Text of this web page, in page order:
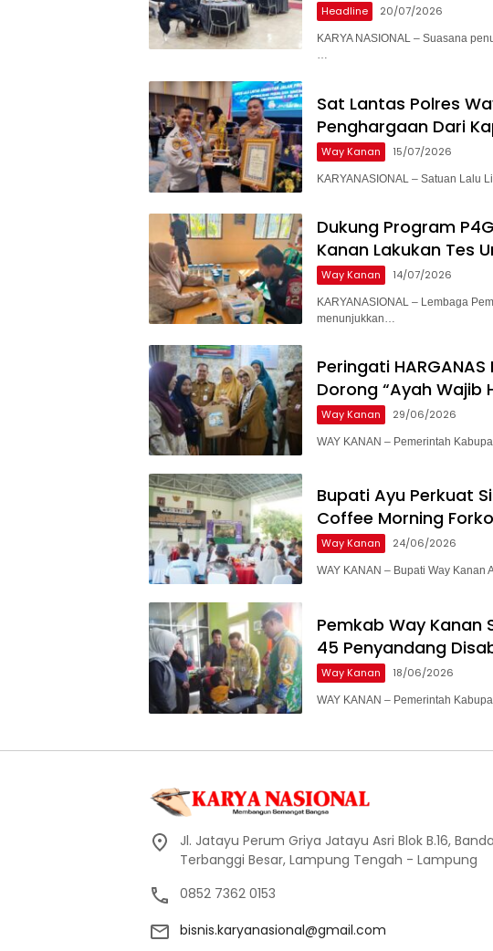
Headline 20/07/2026
KARYA NASIONAL – Suasana
…
Sat Lantas Polres
Penghargaan Dari
Way Kanan 15/07/2026
KARYANASIONAL – Satuan Lalu
Dukung Program
Kanan Lakukan Tes
Way Kanan 14/07/2026
KARYANASIONAL – Lembaga
menunjukkan…
Peringati
Dorong “Ayah Wajib
Way Kanan 29/06/2026
WAY KANAN – Pemerintah
Bupati Ayu Perkuat
Coffee Morning
Way Kanan 24/06/2026
WAY KANAN – Bupati Way
Pemkab Way Kanan
45 Penyandang
Way Kanan 18/06/2026
WAY KANAN – Pemerintah
Jl. Jatayu Perum Griya Jatayu Asri Blok B.16,
Terbanggi Besar, Lampung Tengah - Lampung
0852 7362 0153
bisnis.karyanasional@gmail.com